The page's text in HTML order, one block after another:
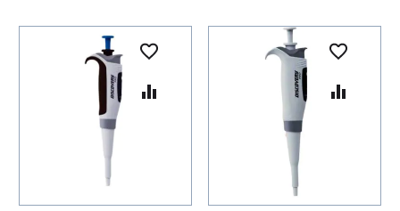
Adicionar à lista de
Adicionar para Comparar